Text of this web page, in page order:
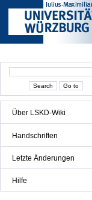
Über LSKD-Wiki
Handschriften
Letzte Änderungen
Hilfe